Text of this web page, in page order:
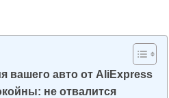
вашего авто от AliExpress
не отвалится